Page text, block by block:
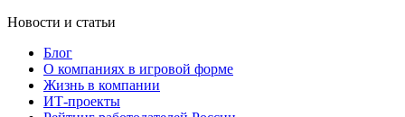
Новости и статьи
Блог
О компаниях в игровой форме
Жизнь в компании
ИТ-проекты